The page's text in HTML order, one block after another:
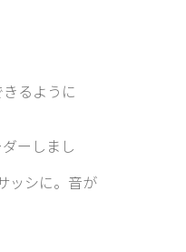
るように
ーしまし
ッシに。音が